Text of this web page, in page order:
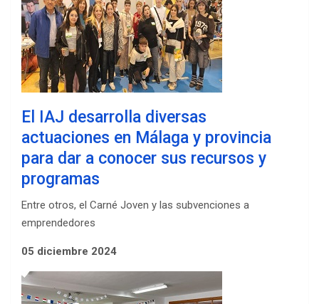
El IAJ desarrolla diversas
actuaciones en Málaga y provincia
para dar a conocer sus recursos y
programas
Entre otros, el Carné Joven y las subvenciones a
emprendedores
05 diciembre 2024